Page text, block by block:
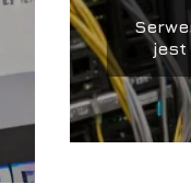
jest